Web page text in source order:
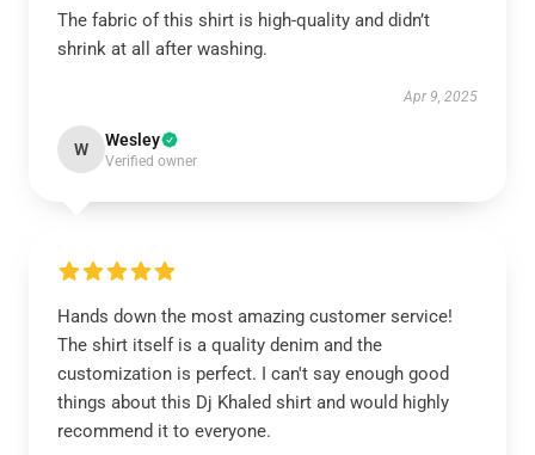
The fabric of this shirt is high-quality and didn’t
shrink at all after washing.
Apr 9, 2025
W Wesley
Verified owner
Hands down the most amazing customer service!
The shirt itself is a quality denim and the
customization is perfect. I can't say enough good
things about this Dj Khaled shirt and would highly
recommend it to everyone.